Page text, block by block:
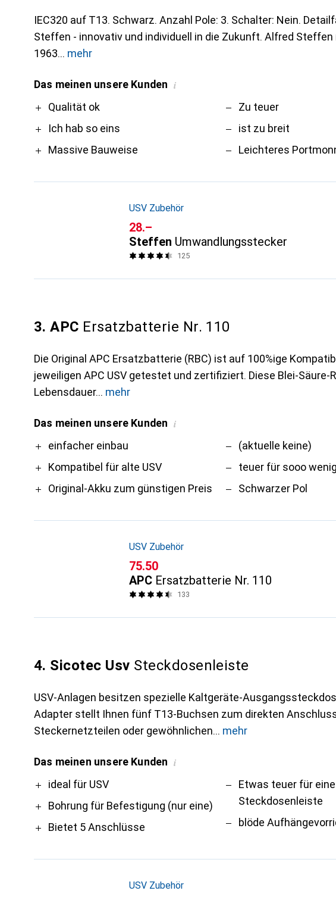
IEC320 auf T13. Schwarz. Anzahl Pole: 3. Schalter: Nein.
Steffen - innovativ und individuell in die Zukunft. Alfred
1963
mehr
Das meinen unsere Kunden i
ProQualität ok
Ich hab so eins
Massive Bauweise
Contra
Zu teuer
ist zu breit
Leichteres
USV Zubehör
CHF
28.–
Steffen Umwandlungsstecker
125
3. APC Ersatzbatterie Nr. 110
Die Original APC Ersatzbatterie (RBC) ist auf 100%ige
jeweiligen APC USV getestet und zertifiziert. Diese Blei-Säure-
Lebensdauer
mehr
Das meinen unsere Kunden i
Proeinfacher einbau
Kompatibel für alte USV
Original-Akku zum günstigen Preis
Contra
(aktuelle keine)
teuer für sooo
Schwarzer Pol
USV Zubehör
CHF
75.50
APC Ersatzbatterie Nr. 110
133
4. Sicotec Usv Steckdosenleiste
USV-Anlagen besitzen spezielle Kaltgeräte-
Adapter stellt Ihnen fünf T13-Buchsen zum direkten
Steckernetzteilen oder gewöhnlichen
mehr
Das meinen unsere Kunden i
Proideal für USV
Bohrung für Befestigung (nur eine)
Bietet 5 Anschlüsse
Contra
Etwas teuer für
Steckdosenleiste
blöde
USV Zubehör